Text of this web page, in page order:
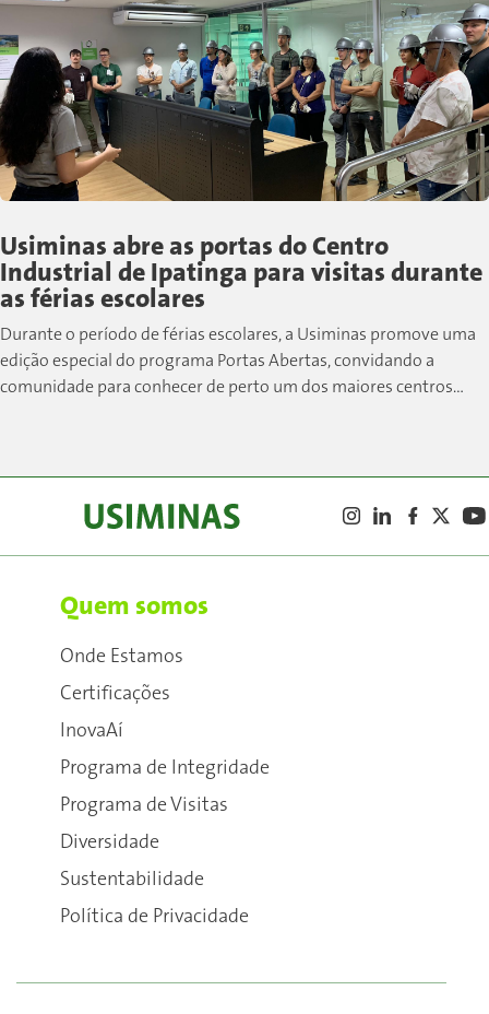
Usiminas abre as portas do Centro
Industrial de Ipatinga para visitas durante
as férias escolares
Durante o período de férias escolares, a Usiminas promove uma
edição especial do programa Portas Abertas, convidando a
comunidade para conhecer de perto um dos maiores centros
Quem somos
Onde Estamos
Certificações
InovaAí
Programa de Integridade
Programa de Visitas
Diversidade
Sustentabilidade
Política de Privacidade